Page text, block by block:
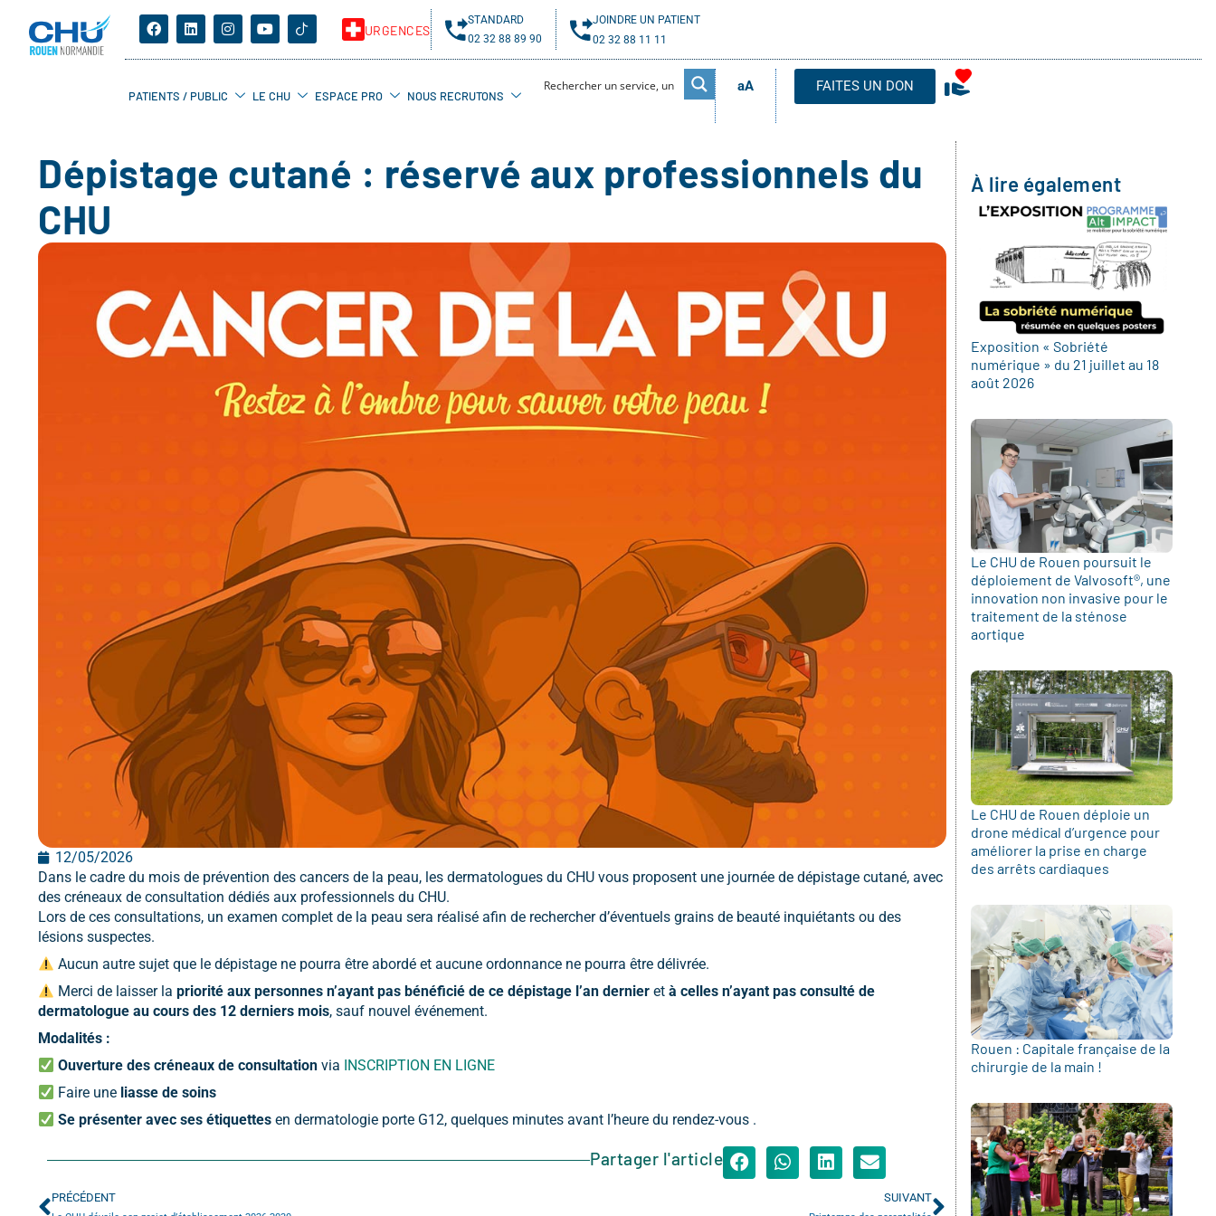
URGENCES
STANDARD
02 32 88 89 90
JOINDRE UN PATIENT
02 32 88 11 11
PATIENTS / PUBLIC LE CHU ESPACE PRO NOUS RECRUTONS
aA FAITES UN DON
Dépistage cutané : réservé aux professionnels du
CHU
12/05/2026
Dans le cadre du mois de prévention des cancers de la peau, les dermatologues du CHU vous proposent une journée de dépistage cutané, avec
des créneaux de consultation dédiés aux professionnels du CHU.
Lors de ces consultations, un examen complet de la peau sera réalisé afin de rechercher d’éventuels grains de beauté inquiétants ou des
lésions suspectes.
Aucun autre sujet que le dépistage ne pourra être abordé et aucune ordonnance ne pourra être délivrée.
Merci de laisser la priorité aux personnes n’ayant pas bénéficié de ce dépistage l’an dernieretà celles n’ayant pas consulté de
dermatologue au cours des 12 derniers mois, sauf nouvel événement.
Modalités :
Ouverture des créneaux de consultationvia INSCRIPTION EN LIGNE
Faire une liasse de soins
Se présenter avec ses étiquettes en dermatologie porte G12, quelques minutes avant l’heure du rendez-vous .
Partager l'article
PRÉCÉDENT SUIVANT
À lire également
Exposition « Sobriété
numérique » du 21 juillet au 18
août 2026
Le CHU de Rouen poursuit le
déploiement de Valvosoft®, une
innovation non invasive pour le
traitement de la sténose
aortique
Le CHU de Rouen déploie un
drone médical d’urgence pour
améliorer la prise en charge
des arrêts cardiaques
Rouen : Capitale française de la
chirurgie de la main !